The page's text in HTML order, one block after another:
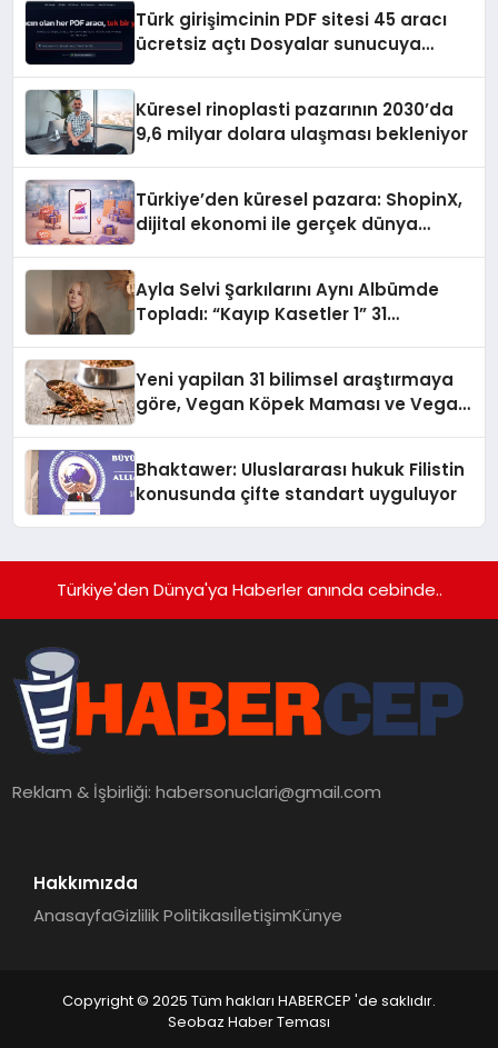
Türk girişimcinin PDF sitesi 45 aracı
ücretsiz açtı Dosyalar sunucuya
Küresel rinoplasti pazarının 2030’da
9,6 milyar dolara ulaşması bekleniyor
Türkiye’den küresel pazara: ShopinX,
dijital ekonomi ile gerçek dünya
Ayla Selvi Şarkılarını Aynı Albümde
Topladı: “Kayıp Kasetler 1” 31
Yeni yapilan 31 bilimsel araştırmaya
göre, Vegan Köpek Maması ve Vegan
Bhaktawer: Uluslararası hukuk Filistin
konusunda çifte standart uyguluyor
Türkiye'den Dünya'ya Haberler anında cebinde..
Reklam & İşbirliği:habersonuclari@gmail.com
Hakkımızda
AnasayfaGizlilik PolitikasıİletişimKünye
Copyright © 2025 Tüm hakları HABERCEP 'de saklıdır.
Seobaz Haber Teması